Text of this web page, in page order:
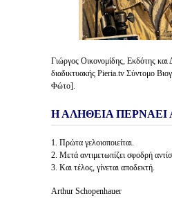
Γιώργος Οικονομίδης, Εκδότης και
διαδικτυακής Pieria.tv Σύντομο
Φώτο].
Η ΑΛΗΘΕΙΑ ΠΕΡΝΑΕΙ
1. Πρώτα γελοιοποιείται.
2. Μετά αντιμετωπίζει σφοδρή
3. Και τέλος, γίνεται αποδεκτή.
Arthur Schopenhauer